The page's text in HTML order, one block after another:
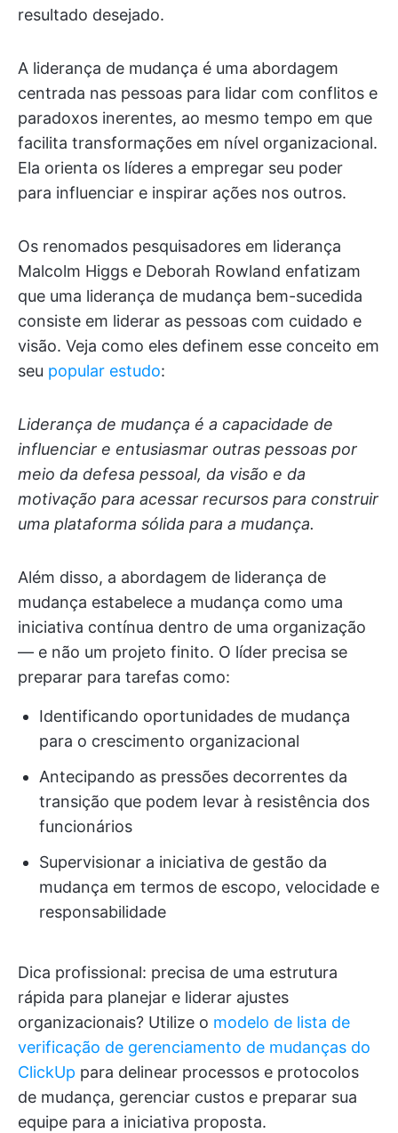
resultado desejado.
A liderança de mudança é uma abordagem
centrada nas pessoas para lidar com conflitos e
paradoxos inerentes, ao mesmo tempo em que
facilita transformações em nível organizacional.
Ela orienta os líderes a empregar seu poder
para influenciar e inspirar ações nos outros.
Os renomados pesquisadores em liderança
Malcolm Higgs e Deborah Rowland enfatizam
que uma liderança de mudança bem-sucedida
consiste em liderar as pessoas com cuidado e
visão. Veja como eles definem esse conceito em
seu popular estudo:
Liderança de mudança é a capacidade de
influenciar e entusiasmar outras pessoas por
meio da defesa pessoal, da visão e da
motivação para acessar recursos para construir
uma plataforma sólida para a mudança.
Além disso, a abordagem de liderança de
mudança estabelece a mudança como uma
iniciativa contínua dentro de uma organização
— e não um projeto finito. O líder precisa se
preparar para tarefas como:
Identificando oportunidades de mudança
para o crescimento organizacional
Antecipando as pressões decorrentes da
transição que podem levar à resistência dos
funcionários
Supervisionar a iniciativa de gestão da
mudança em termos de escopo, velocidade e
responsabilidade
Dica profissional: precisa de uma estrutura
rápida para planejar e liderar ajustes
organizacionais? Utilize o modelo de lista de
verificação de gerenciamento de mudanças do
ClickUp para delinear processos e protocolos
de mudança, gerenciar custos e preparar sua
equipe para a iniciativa proposta.